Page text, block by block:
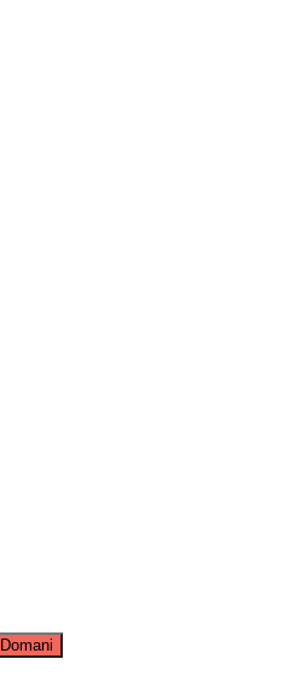
Domani